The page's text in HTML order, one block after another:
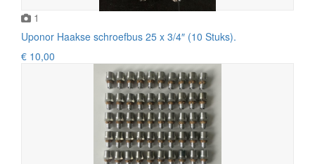
1
Uponor Haakse schroefbus 25 x 3/4″ (10 Stuks).
€ 10,00